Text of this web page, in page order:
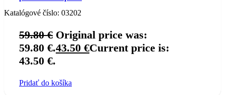
Katalógové číslo: 03202
59.80€ Original price was:
59.80 €.43.50 €Current price is:
43.50 €.
Pridať do košíka